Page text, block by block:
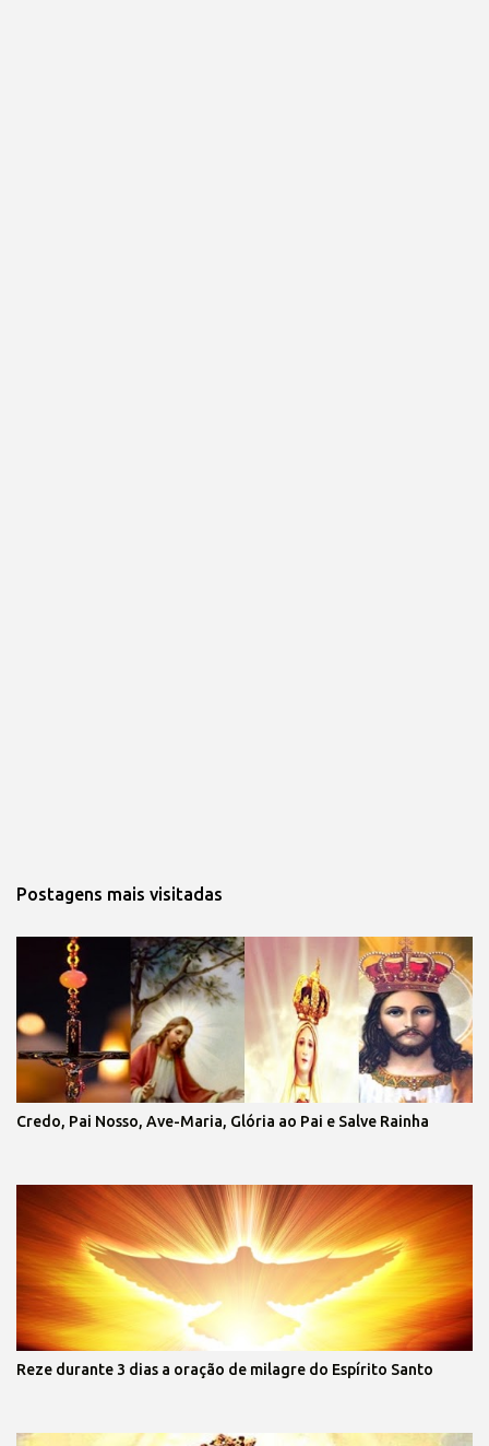
Postagens mais visitadas
Credo, Pai Nosso, Ave-Maria, Glória ao Pai e Salve Rainha
Reze durante 3 dias a oração de milagre do Espírito Santo